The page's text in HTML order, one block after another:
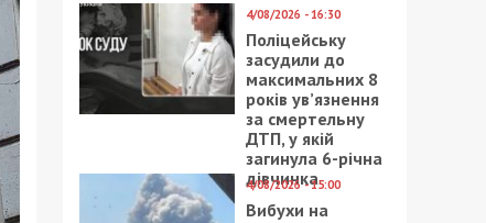
4/08/2026 - 16:30
Поліцейську
засудили до
максимальних 8
років ув’язнення
за смертельну
ДТП, у якій
загинула 6-річна
дівчинка
4/08/2026 - 15:00
Вибухи на